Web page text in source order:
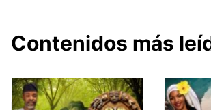
Contenidos más